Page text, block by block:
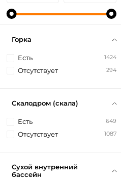
Горка
Есть 1424
Отсутствует 294
Скалодром (скала)
Есть 649
Отсутствует 1087
Сухой внутренний
бассейн